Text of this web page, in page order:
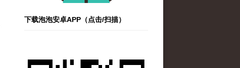
下载泡泡安卓APP（点击/扫描）